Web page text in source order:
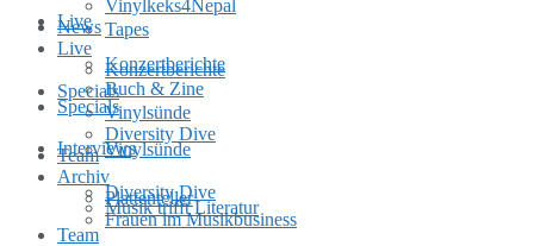
Live
Konzertberichte
Specials
Vinylsünde
Diversity Dive
Team
Tapes
Buch & Zine
Interviews
Musik trifft Literatur
Vinylkeks4Nepal
News
Live
Konzertberichte
Specials
Vinylsünde
Diversity Dive
Team
Archiv
Plattenteller
Frauen im Musikbusiness